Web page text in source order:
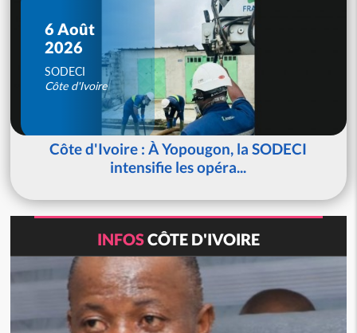
6 Août
2026
SODECI
Côte d'Ivoire
Côte d'Ivoire : À Yopougon, la SODECI
intensifie les opéra...
INFOSCÔTE D'IVOIRE